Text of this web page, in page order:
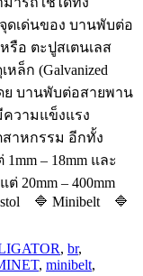
ดเด่นของ บานพับต่อ
อ ตะปูสเตนเลส
ล็ก (Galvanized
ดย บานพับต่อสายพาน
ความแข็งแรง
าหกรรม อีกทั้ง
– 18mm และ
20mm – 400mm
🔷 Minibelt 🔷
, br,
, minibelt,